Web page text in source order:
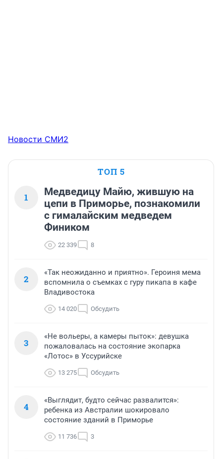
Новости СМИ2
ТОП 5
1
Медведицу Майю, жившую на
цепи в Приморье, познакомили
с гималайским медведем
Фиником
22 339 8
2
«Так неожиданно и приятно». Героиня мема
вспомнила о съемках с гуру пикапа в кафе
Владивостока
14 020 Обсудить
3
«Не вольеры, а камеры пыток»: девушка
пожаловалась на состояние экопарка
«Лотос» в Уссурийске
13 275 Обсудить
4
«Выглядит, будто сейчас развалится»:
ребенка из Австралии шокировало
состояние зданий в Приморье
11 736 3